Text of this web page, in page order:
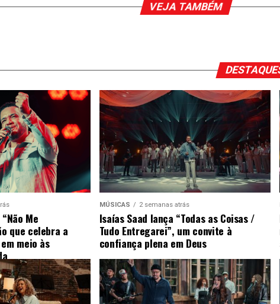
VEJA TAMBÉM
Me
que celebra a
meio às
MÚSICAS 2 semanas atrás
Isaías Saad lança “Todas as Coisas /
Tudo Entregarei”, um convite à
confiança plena em Deus